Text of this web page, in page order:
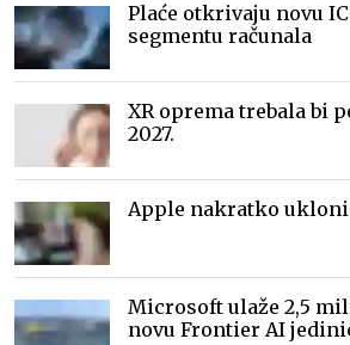
Plaće otkrivaju novu
segmentu računala
XR oprema trebala bi
2027.
Apple nakratko
Microsoft ulaže 2,5
novu Frontier AI